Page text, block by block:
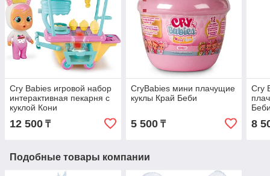
Cry Babies игровой набор
интерактивная пекарня с
куклой Кони
12 500 ₸
CryBabies мини плачущие
куклы Край Беби
5 500₸
Cry
8
Подобные товары компании